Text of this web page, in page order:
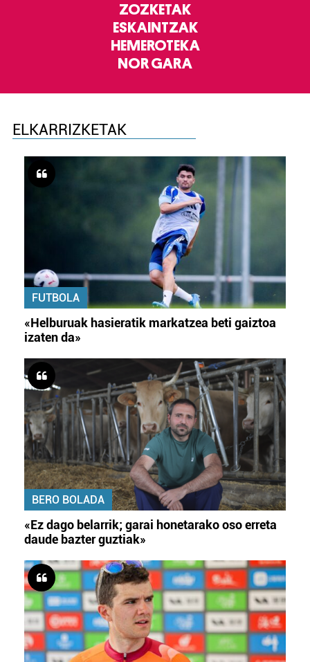
ZOZKETAK
ESKAINTZAK
HEMEROTEKA
NOR GARA
ELKARRIZKETAK
FUTBOLA
«Helburuak hasieratik markatzea beti gaiztoa
izaten da»
BERO BOLADA
«Ez dago belarrik; garai honetarako oso erreta
daude bazter guztiak»